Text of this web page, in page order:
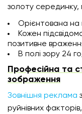
золоту серединку,
Орієнтована на
Кожен
позитивне
В полі зору 24
Професійна та
зображення
Зовнішня реклама
руйнівних